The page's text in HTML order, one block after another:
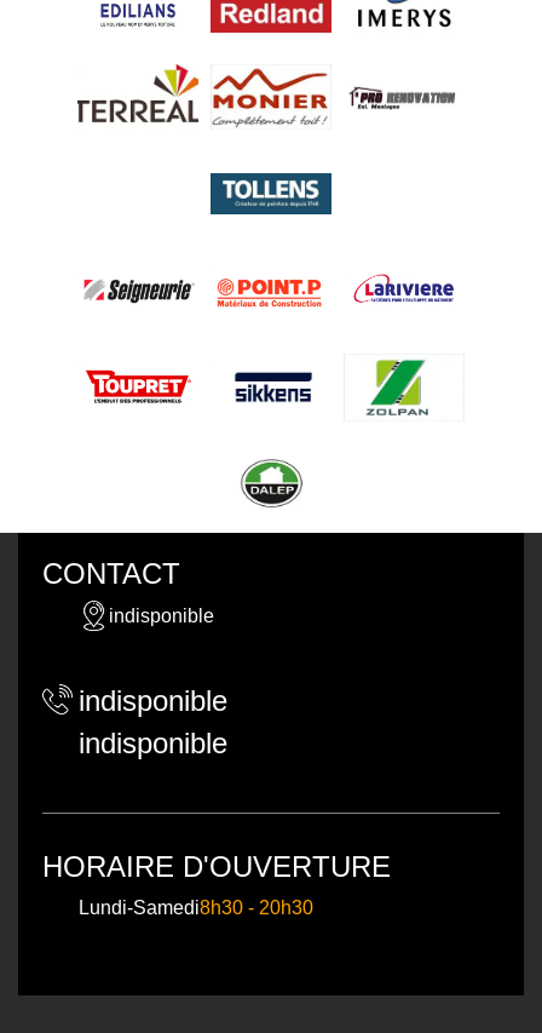
CONTACT
indisponible
indisponible
indisponible
HORAIRE D'OUVERTURE
Lundi-Samedi8h30 - 20h30